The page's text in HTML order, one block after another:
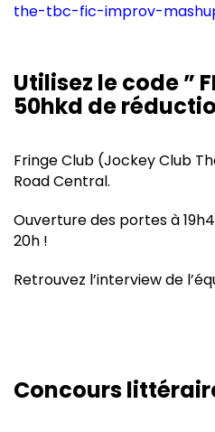
the-tbc-fic-improv-
Utilisez le code ”
50hkd de
Fringe Club (Jockey Club
Road Central.
Ouverture des portes à
20h !
Retrouvez l’interview de
Concours